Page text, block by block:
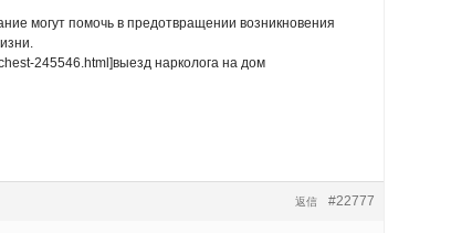
могут помочь в предотвращении возникновения
245546.html]выезд нарколога на дом
#22777
返信